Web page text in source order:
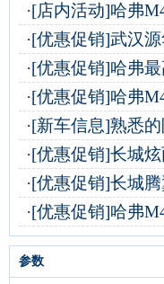
·[店内活动]哈弗
·[优惠促销]武汉
·[优惠促销]哈弗
·[优惠促销]哈弗
·[新车信息]熟悉
·[优惠促销]长城
·[优惠促销]长城
·[优惠促销]哈弗
参数